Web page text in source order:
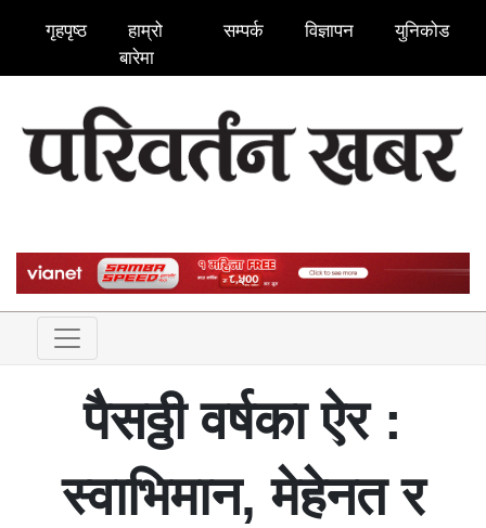
गृहपृष्ठ
हाम्रो
बारेमा
सम्पर्क विज्ञापन युनिकोड
पैसठ्ठी वर्षका ऐर :
स्वाभिमान, मेहेनत र